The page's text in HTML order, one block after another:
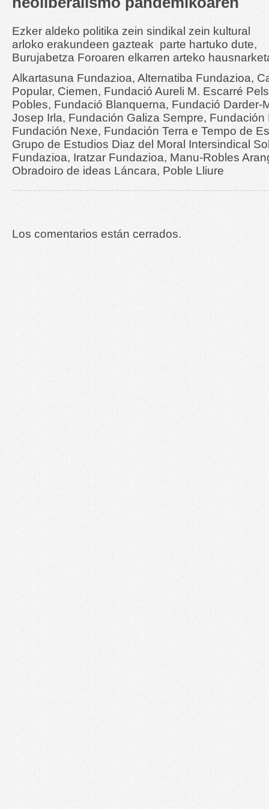
Ezker aldeko politika zein sindikal zein kultural
arloko erakundeen gazteak parte hartuko dute,
Burujabetza Foroaren elkarren arteko
Alkartasuna Fundazioa, Alternatiba Fundazioa,
Popular, Ciemen, Fundació Aureli M. Escarré
Pobles, Fundació Blanquerna, Fundació Darder-
Josep Irla, Fundación Galiza Sempre,
Fundación Nexe, Fundación Terra e Tempo de
Grupo de Estudios Diaz del Moral Intersindical
Fundazioa, Iratzar Fundazioa, Manu-Robles
Obradoiro de ideas Láncara, Poble Lliure
Los comentarios están cerrados.